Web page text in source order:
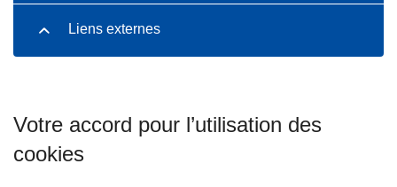
Liens externes
Votre accord pour l’utilisation des
cookies